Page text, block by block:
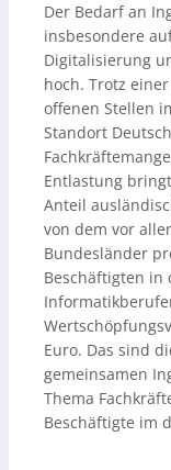
Der Bedarf an
insbesondere
Digitalisierung
hoch. Trotz
offenen Stellen
Standort
Entlastung
Anteil
von dem vor
Bundesländer
Beschäftigten in
Euro. Das sind
gemeinsamen
Thema
Beschäftigte im